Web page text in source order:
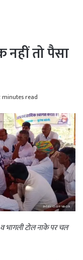
नहीं तो पैसा
minutes read
भागली टोल नाके पर चल